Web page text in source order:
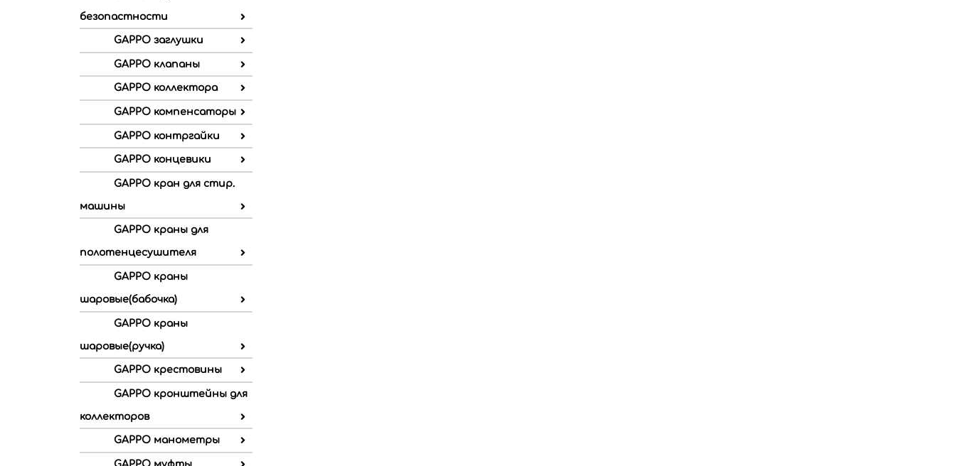
безопастности
GAPPO заглушки
GAPPO клапаны
GAPPO коллектора
GAPPO компенсаторы
GAPPO контргайки
GAPPO концевики
GAPPO кран для стир.
машины
GAPPO краны для
полотенцесушителя
GAPPO краны
шаровые(бабочка)
GAPPO краны
шаровые(ручка)
GAPPO крестовины
GAPPO кронштейны для
коллекторов
GAPPO манометры